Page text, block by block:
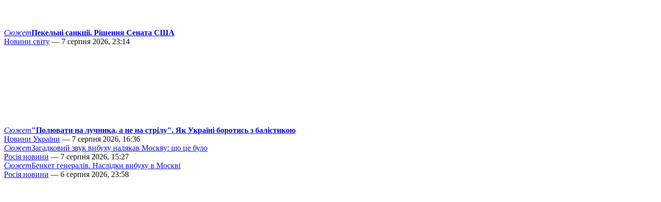
СюжетПекельні санкції. Рішення Сената США
Новини світу — 7 серпня 2026, 23:14
Сюжет"Полювати на лучника, а не на стрілу". Як Україні боротись з балістикою
Новини України — 7 серпня 2026, 16:36
СюжетЗагадковий звук вибуху налякав Москву: що це було
Росія новини — 7 серпня 2026, 15:27
СюжетБенкет генералів. Наслідки вибуху в Москві
Росія новини — 6 серпня 2026, 23:58